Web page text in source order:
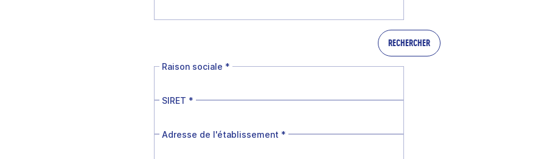
RECHERCHER
Raison sociale *
SIRET *
Adresse de l'établissement *